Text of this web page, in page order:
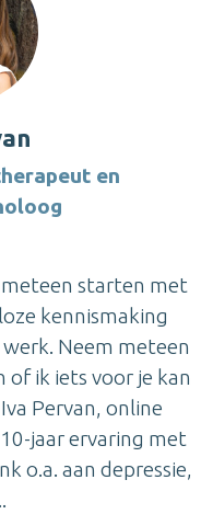
en
starten met
kennismaking
Neem meteen
ik iets voor je kan
Pervan, online
jaar ervaring met
o.a. aan depressie,